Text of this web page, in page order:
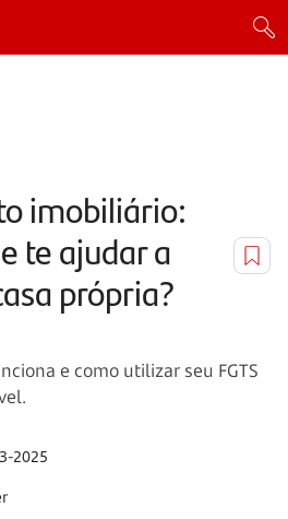
imobiliário:
te ajudar a
própria?
e como utilizar seu FGTS
2025